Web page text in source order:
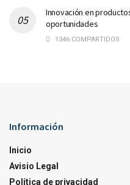
Innovación en
oportunidades
1346 COMPARTIDOS
Información
Inicio
Avisio Legal
Política de privacidad